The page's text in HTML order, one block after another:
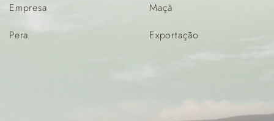
Empresa
Pera
Maçã
Exportação